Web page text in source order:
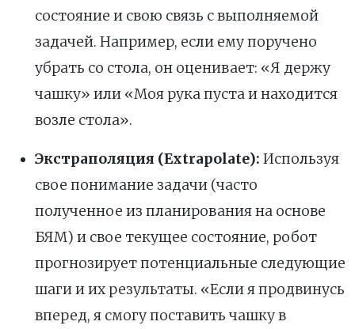
состояние и свою связь с выполняемой
задачей. Например, если ему поручено
убрать со стола, он оценивает: «Я держу
чашку» или «Моя рука пуста и находится
возле стола».
Экстраполяция (Extrapolate): Используя
свое понимание задачи (часто
полученное из планирования на основе
БЯМ) и свое текущее состояние, робот
прогнозирует потенциальные следующие
шаги и их результаты. «Если я продвинусь
вперед, я смогу поставить чашку в